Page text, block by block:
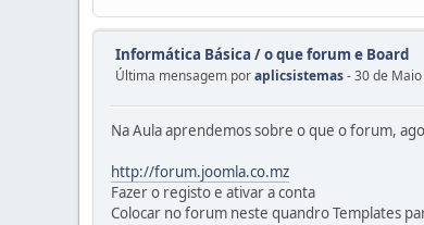
Informática Básica /o que forum e Board
Última mensagem poraplicsistemas- 30 de
Na Aula aprendemos sobre o que o forum,
http://forum.joomla.co.mz
Fazer o registo e ativar a conta
Colocar no forum neste quandro Templates